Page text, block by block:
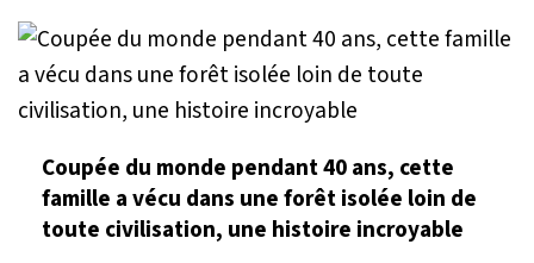
Coupée du monde pendant 40 ans, cette
famille a vécu dans une forêt isolée loin de
toute civilisation, une histoire incroyable